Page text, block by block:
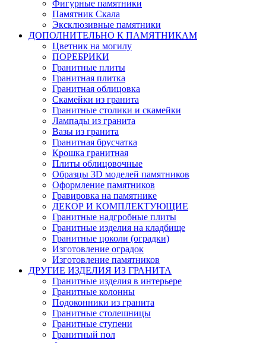
Фигурные памятники
Памятник Скала
Эксклюзивные памятники
ДОПОЛНИТЕЛЬНО К ПАМЯТНИКАМ
Цветник на могилу
ПОРЕБРИКИ
Гранитные плиты
Гранитная плитка
Гранитная облицовка
Скамейки из гранита
Гранитные столики и скамейки
Лампады из гранита
Вазы из гранита
Гранитная брусчатка
Крошка гранитная
Плиты облицовочные
Образцы 3D моделей памятников
Оформление памятников
Гравировка на памятнике
ДЕКОР И КОМПЛЕКТУЮЩИЕ
Гранитные надгробные плиты
Гранитные изделия на кладбище
Гранитные цоколи (оградки)
Изготовление оградок
Изготовление памятников
ДРУГИЕ ИЗДЕЛИЯ ИЗ ГРАНИТА
Гранитные изделия в интерьере
Гранитные колонны
Подоконники из гранита
Гранитные столешницы
Гранитные ступени
Гранитный пол